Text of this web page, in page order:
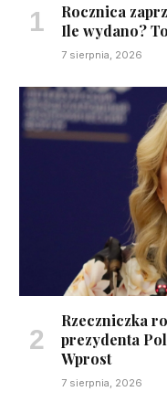
Rocznica
Ile wydano?
7 sierpnia, 2026
Rzeczniczka
prezydenta
Wprost
7 sierpnia, 2026